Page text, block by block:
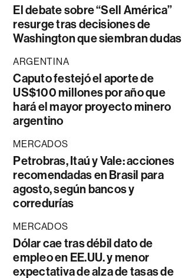
El debate sobre “Sell América”
resurge tras decisiones de
Washington que siembran dudas
ARGENTINA
Caputo festejó el aporte de
US$100 millones por año que
hará el mayor proyecto minero
argentino
MERCADOS
Petrobras, Itaú y Vale: acciones
recomendadas en Brasil para
agosto, según bancos y
corredurías
MERCADOS
Dólar cae tras débil dato de
empleo en EE.UU. y menor
expectativa de alza de tasas de